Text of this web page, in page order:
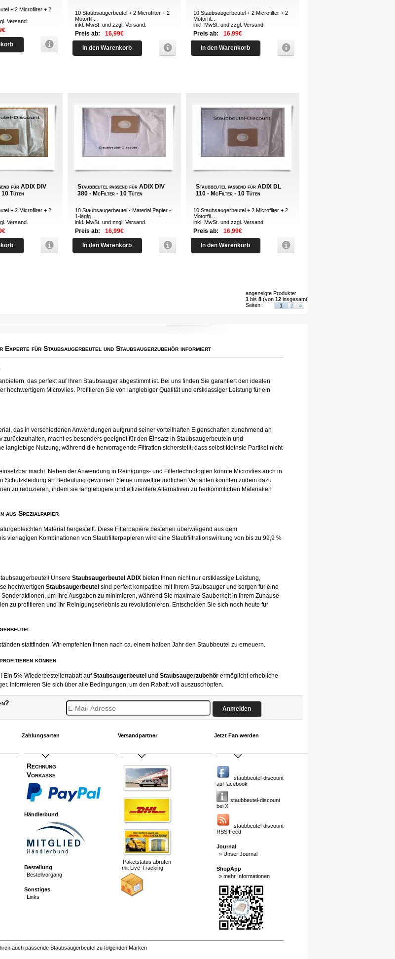
+ 2 Microfilter + 2
Versand
10 Staubsaugerbeutel + 2 Microfilter + 2
Motorfil...
inkl. MwSt. und zzgl. Versand
Preis ab: 16,99€
In den Warenkorb
10 Staubsaugerbeutel + 2 Microfilter + 2
Motorfil...
inkl. MwSt. und zzgl. Versand
Preis ab: 16,99€
In den Warenkorb
für ADIX DIV
Tüten
+ 2 Microfilter + 2
Versand
Staubbeutel passend für ADIX DIV
380 - McFilter - 10 Tüten
10 Staubsaugerbeutel - Material Papier -
1-lagig ...
inkl. MwSt. und zzgl. Versand
Preis ab: 16,99€
In den Warenkorb
Staubbeutel passend für ADIX DL
110 - McFilter - 10 Tüten
10 Staubsaugerbeutel + 2 Microfilter + 2
Motorfil...
inkl. MwSt. und zzgl. Versand
Preis ab: 16,99€
In den Warenkorb
angezeigte Produkte:
1 bis 8 (von 12 insgesamt)
Seiten:
1 2 »
Experte für Staubsaugerbeutel und Staubsaugerzubehör informiert
das perfekt auf Ihren Staubsauger abgestimmt ist. Bei uns finden Sie garantiert den idealen
hochwertigem Microvlies. Profitieren Sie von langlebiger Qualität und erstklassiger Leistung für ein
das in verschiedenen Anwendungen aufgrund seiner vorteilhaften Eigenschaften zunehmend an
macht es besonders geeignet für den Einsatz in Staubsaugerbeuteln und
langlebige Nutzung, während die hervorragende Filtration sicherstellt, dass selbst kleinste Partikel nicht
macht. Neben der Anwendung in Reinigungs- und Filtertechnologien könnte Microvlies auch in
an Bedeutung gewinnen. Seine umweltfreundlichen Varianten könnten zudem dazu
zu reduzieren, indem sie langlebigere und effizientere Alternativen zu herkömmlichen Materialien
aus Spezialpapier
Material hergestellt. Diese Filterpapiere bestehen überwiegend aus dem
vierlagigen Kombinationen von Staubfilterpapieren wird eine Staubfiltrationswirkung von bis zu 99,9 %
Unsere Staubsaugerbeutel ADIX bieten Ihnen nicht nur erstklassige Leistung,
hochwertigen Staubsaugerbeutel sind perfekt kompatibel mit Ihrem Staubsauger und sorgen für eine
um Ihre Ausgaben zu minimieren, während Sie maximale Sauberkeit in Ihrem Zuhause
zu profitieren und Ihr Reinigungserlebnis zu revolutionieren. Entscheiden Sie sich noch heute für
stattfinden. Wir empfehlen Ihnen nach ca. einem halben Jahr den Staubbeutel zu erneuern.
können
Ein 5% Wiederbestellerrabatt aufStaubsaugerbeutel und Staubsaugerzubehör ermöglicht erhebliche
Informieren Sie sich über alle Bedingungen, um den Rabatt voll auszuschöpfen.
Zahlungsarten
Rechnung
Vorkasse
Händlerbund
Bestellung
Bestellvorgang
Sonstiges
Links
Versandpartner
Paketstatus abrufen
mit Live-Tracking
Jetzt Fan werden
staubbeutel-discount
auf facebook
staubbeutel-discount
bei X
staubbeutel-discount
RSS Feed
Journal
» Unser Journal
ShopApp
» mehr Informationen
auch passende Staubsaugerbeutel zu folgenden Marken